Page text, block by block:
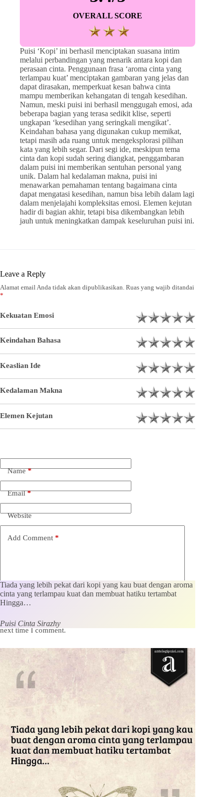
OVERALL SCORE
Puisi ‘Kopi’ ini berhasil menciptakan suasana intim
melalui perbandingan yang menarik antara kopi dan
perasaan cinta. Penggunaan frasa ‘aroma cinta yang
terlampau kuat’ menciptakan gambaran yang jelas dan
dapat dirasakan, memperkuat kesan bahwa cinta
mampu memberikan kehangatan di tengah kesedihan.
Namun, meski puisi ini berhasil menggugah emosi, ada
beberapa bagian yang terasa sedikit klise, seperti
ungkapan ‘kesedihan yang seringkali mengikat’.
Keindahan bahasa yang digunakan cukup memikat,
tetapi masih ada ruang untuk mengeksplorasi pilihan
kata yang lebih segar. Dari segi ide, meskipun tema
cinta dan kopi sudah sering diangkat, penggambaran
dalam puisi ini memberikan sentuhan personal yang
unik. Dalam hal kedalaman makna, puisi ini
menawarkan pemahaman tentang bagaimana cinta
dapat mengatasi kesedihan, namun bisa lebih dalam lagi
dalam menjelajahi kompleksitas emosi. Elemen kejutan
hadir di bagian akhir, tetapi bisa dikembangkan lebih
jauh untuk meningkatkan dampak keseluruhan puisi ini.
Leave a Reply
Alamat email Anda tidak akan dipublikasikan. Ruas yang wajib ditandai
*
Kekuatan Emosi
Keindahan Bahasa
Keaslian Ide
Kedalaman Makna
Elemen Kejutan
Name*
Email*
Website
Add Comment *
Save my name, email and website in this browser for the
next time I comment.
Kirim Komentar
Tiada yang lebih pekat dari kopi yang kau buat dengan aroma
cinta yang terlampau kuat dan membuat hatiku tertambat
Hingga…
Puisi Cinta Sirazhy